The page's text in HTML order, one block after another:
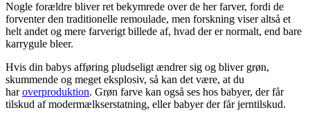
Nogle forældre bliver ret bekymrede over de her farver, fordi de
forventer den traditionelle remoulade, men forskning viser altså et
helt andet og mere farverigt billede af, hvad der er normalt, end bare
karrygule bleer.
Hvis din babys afføring pludseligt ændrer sig og bliver grøn,
skummende og meget eksplosiv, så kan det være, at du
haroverproduktion. Grøn farve kan også ses hos babyer, der får
tilskud af modermælkserstatning, eller babyer der får jerntilskud.